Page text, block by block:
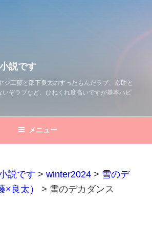
説です
ジ工藤と部下良太のすったもんだラブ、京助と
いぞラブなど、ひねくれ度高いですが基本ハピ
メニュー
説です > winter2024 > 雪のデ
×良太）
> 雪のデカダンス